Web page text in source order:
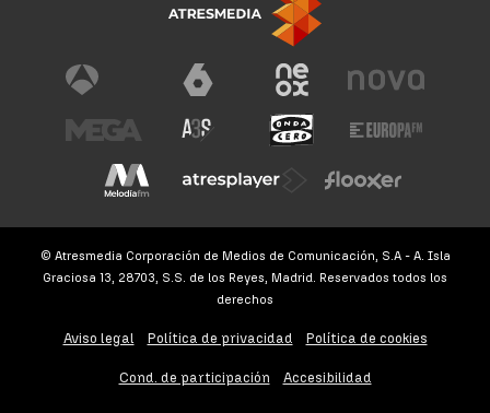
© Atresmedia Corporación de Medios de Comunicación, S.A - A. Isla
Graciosa 13, 28703, S.S. de los Reyes, Madrid. Reservados todos los
derechos
Aviso legal Política de privacidad Política de cookies
Cond. de participación Accesibilidad